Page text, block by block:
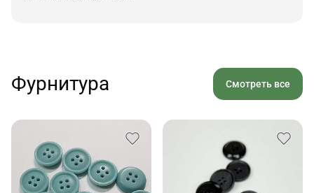
Фурнитура Смотреть все